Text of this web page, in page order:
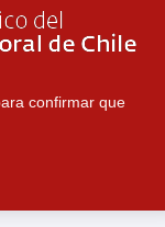
confirmar que